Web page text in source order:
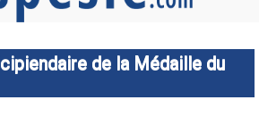
de la Médaille du